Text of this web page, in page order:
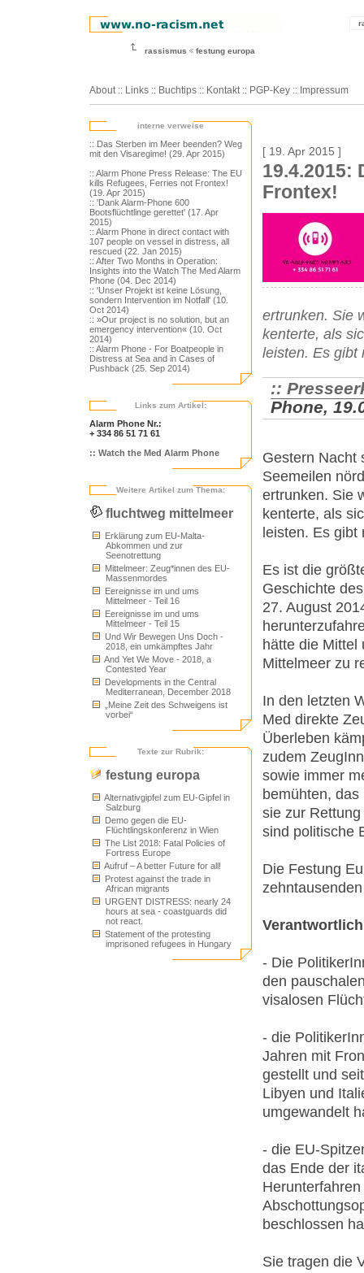
rassismus festung europa
About :: Links :: Buchtips :: Kontakt :: PGP-Key :: Impressum
interne verweise
:: Das Sterben im Meer beenden? Weg
mit den Visaregime! (29. Apr 2015)
:: Alarm Phone Press Release: The EU
kills Refugees, Ferries not Frontex!
(19. Apr 2015)
:: 'Dank Alarm-Phone 600
Bootsflüchtlinge gerettet' (17. Apr
2015)
:: Alarm Phone in direct contact with
107 people on vessel in distress, all
rescued (22. Jan 2015)
:: After Two Months in Operation:
Insights into the Watch The Med Alarm
Phone (04. Dec 2014)
:: 'Unser Projekt ist keine Lösung,
sondern Intervention im Notfall' (10.
Oct 2014)
:: »Our project is no solution, but an
emergency intervention« (10. Oct
2014)
:: Alarm Phone - For Boatpeople in
Distress at Sea and in Cases of
Pushback (25. Sep 2014)
Links zum Artikel:
Alarm Phone Nr.:
+ 334 86 51 71 61
:: Watch the Med Alarm Phone
Weitere Artikel zum Thema:
fluchtweg mittelmeer
Erklärung zum EU-Malta-
Abkommen und zur
Seenotrettung
Mittelmeer: Zeug*innen des EU-
Massenmordes
Eereignisse im und ums
Mittelmeer - Teil 16
Eereignisse im und ums
Mittelmeer - Teil 15
Und Wir Bewegen Uns Doch -
2018, ein umkämpftes Jahr
And Yet We Move - 2018, a
Contested Year
Developments in the Central
Mediterranean, December 2018
„Meine Zeit des Schweigens ist
vorbei“
Texte zur Rubrik:
festung europa
Alternativgipfel zum EU-Gipfel in
Salzburg
Demo gegen die EU-
Flüchtlingskonferenz in Wien
The List 2018: Fatal Policies of
Fortress Europe
Aufruf – A better Future for all!
Protest against the trade in
African migrants
URGENT DISTRESS: nearly 24
hours at sea - coastguards did
not react.
Statement of the protesting
imprisoned refugees in Hungary
[ 19. Apr 2015 ]
19.4.2015:
Frontex!
ertrunken. Sie
kenterte, als
leisten. Es gibt
::
Phone,
Gestern Nacht
Seemeilen
ertrunken. Sie
kenterte, als
leisten. Es gibt
Es ist die
Geschichte
27. August
hätte die Mittel
Mittelmeer zu
In den letzten
Med direkte
Überleben
zudem
sowie immer
bemühten,
sie zur
sind politische
Die Festung
- Die
den
visalosen
- die
Jahren mit
gestellt und
Libyen und
umgewandelt
- die EU-
das Ende der
beschlossen
Sie tragen die